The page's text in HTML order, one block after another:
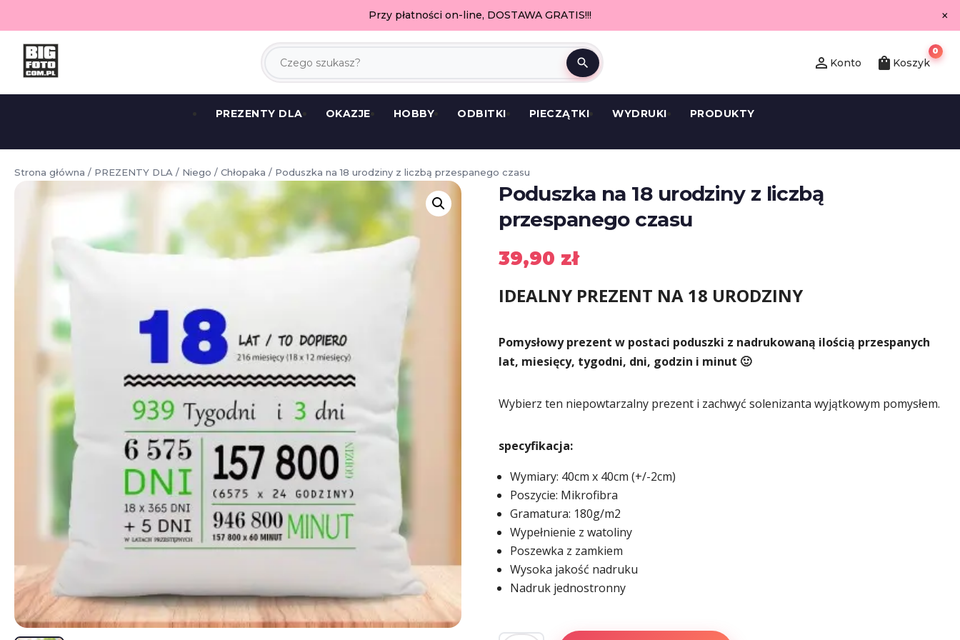
Przy płatności on-line, DOSTAWA GRATIS!!! ×
search person_outline Konto shopping_bag Koszyk
0
PREZENTY DLA OKAZJE HOBBY ODBITKI PIECZĄTKI WYDRUKI PRODUKTY
Strona główna / PREZENTY DLA / Niego / Chłopaka / Poduszka na 18 urodziny z liczbą przespanego czasu
Poduszka na 18 urodziny z liczbą
przespanego czasu
39,90 zł
IDEALNY PREZENT NA 18 URODZINY
Pomysłowy prezent w postaci poduszki z nadrukowaną ilością przespanych
lat, miesięcy, tygodni, dni, godzin i minut 🙂
Wybierz ten niepowtarzalny prezent i zachwyć solenizanta wyjątkowym pomysłem.
specyfikacja:
Wymiary: 40cm x 40cm (+/-2cm)
Poszycie: Mikrofibra
Gramatura: 180g/m2
Wypełnienie z watoliny
Poszewka z zamkiem
Wysoka jakość nadruku
Nadruk jednostronny